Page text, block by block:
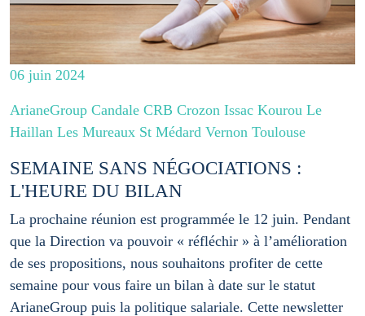
06 juin 2024
ArianeGroup Candale CRB Crozon Issac Kourou Le
Haillan Les Mureaux St Médard Vernon Toulouse
SEMAINE SANS NÉGOCIATIONS :
L'HEURE DU BILAN
La prochaine réunion est programmée le 12 juin. Pendant
que la Direction va pouvoir « réfléchir » à l’amélioration
de ses propositions, nous souhaitons profiter de cette
semaine pour vous faire un bilan à date sur le statut
ArianeGroup puis la politique salariale. Cette newsletter